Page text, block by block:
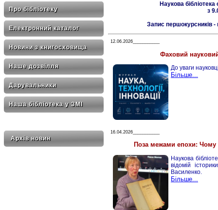
Про бібліотеку
Електронний каталог
Новини з книгосховища
Наше дозвілля
Дарувальники
Наша бібліотека у ЗМІ
Архів новин
Наукова бібліотека
з
Запис першокурсників -
12.06.2026___________
Фаховий
До уваги
Більше...
16.04.2026___________
Поза межами епохи: Чому
Наукова
відомій
Василенко.
Більше...